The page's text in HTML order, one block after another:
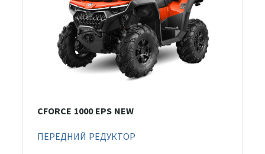
CFORCE 1000 EPS NEW
ПЕРЕДНИЙ РЕДУКТОР